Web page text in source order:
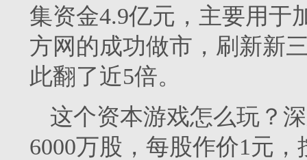
集资金4.9亿元，主要用于
方网的成功做市，刷新新
此翻了近5倍。
这个资本游戏怎么玩？
6000万股，每股作价1元